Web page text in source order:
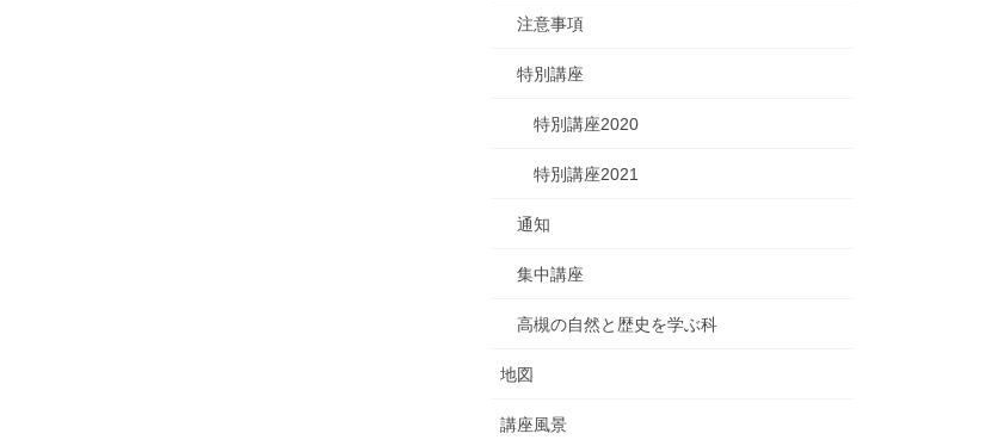
注意事項
特別講座
特別講座2020
特別講座2021
通知
集中講座
高槻の自然と歴史を学ぶ科
地図
講座風景